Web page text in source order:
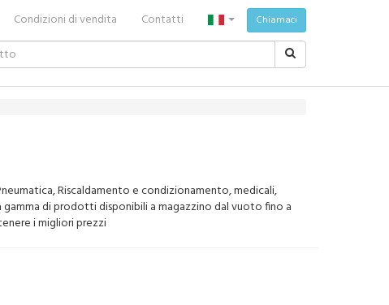
Condizioni di vendita Contatti Chiamaci
Riscaldamento e condizionamento, medicali,
di prodotti disponibili a magazzino dal vuoto fino a
i migliori prezzi